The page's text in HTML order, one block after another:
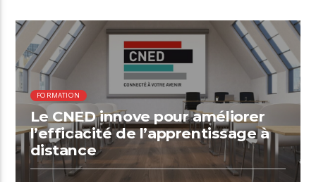
00:58 READ TIME
FORMATION
Le CNED innove pour améliorer
l’efficacité de l’apprentissage à
distance